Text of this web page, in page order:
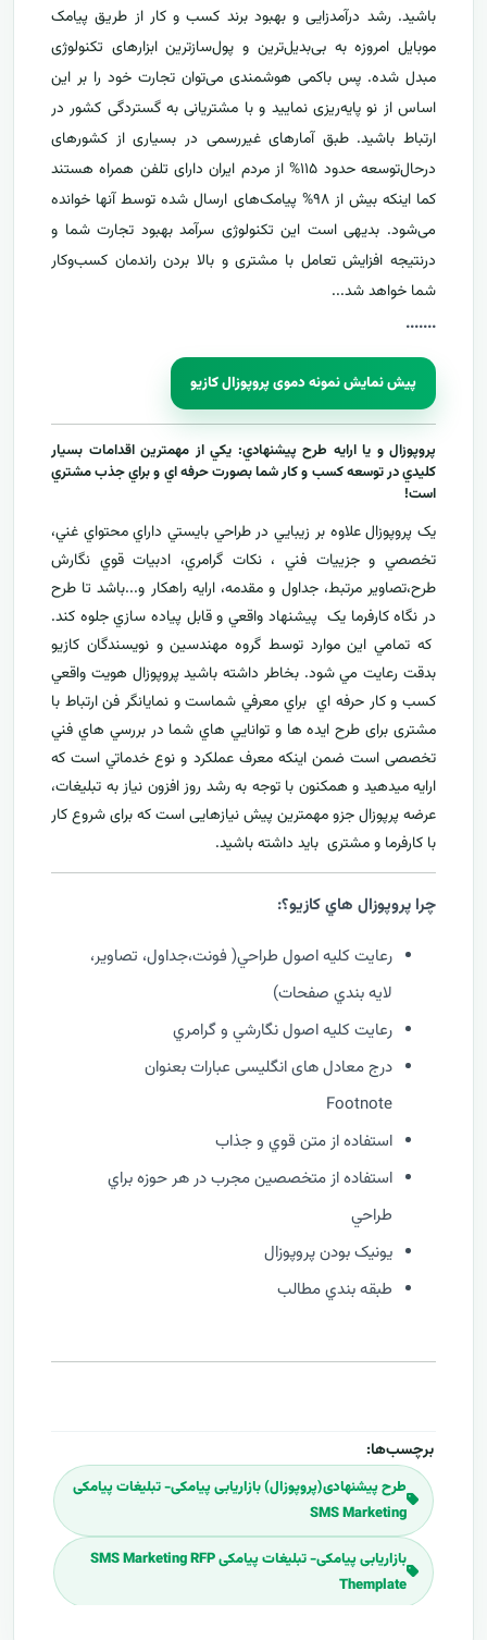
باشید. رشد درآمدزایی و بهبود برند کسب و کار از طریق پیامک
موبایل امروزه ‌به بی‌بدیل‌ترین و پول‌سازترین ابزارهای تکنولوژی
مبدل شده. پس باکمی هوشمندی می‌توان تجارت خود را بر این
اساس از نو پایه‌ریزی نمایید و با مشتریانی به گستردگی کشور در
ارتباط باشید. طبق آمارهای غیررسمی در بسیاری از کشورهای
درحال‌توسعه حدود ۱۱۵% از مردم ایران دارای تلفن همراه هستند
کما اینکه بیش از ۹۸% پیامک‌های ارسال شده توسط آنها خوانده
می‌شود. بدیهی است این تکنولوژی سرآمد بهبود تجارت شما و
درنتیجه افزایش تعامل با مشتری و بالا بردن راندمان کسب‌وکار
شما خواهد شد...
...
....
پیش نمایش نمونه دموی پروپوزال کازیو
پروپوزال و يا ارايه طرح پيشنهادي: يکي از مهمترين اقدامات بسيار
کليدي در توسعه کسب و کار شما بصورت حرفه اي و براي جذب مشتري
است!
يک پروپوزال علاوه بر زيبايي در طراحي بايستي داراي محتواي غني،
تخصصي و جزييات فني ، نکات گرامري، ادبيات قوي نگارش
طرح،تصاوير مرتبط، جداول و مقدمه، ارایه راهکار و...باشد تا طرح
در نگاه کارفرما يک پيشنهاد واقعي و قابل پياده سازي جلوه کند.
که تمامي اين موارد توسط گروه مهندسين و نويسندگان کازيو
بدقت رعايت مي شود. بخاطر داشته باشيد پروپوزال هويت واقعي
کسب و کار حرفه اي براي معرفيشماست و نمایانگر فن ارتباط با
مشتری برای طرح ايده ها و توانايي هاي شما در بررسي هاي فني
تخصصی است ضمن اینکه معرف عملکرد و نوع خدماتي است که
ارايه ميدهید و همکنون با توجه به رشد روز افزون نياز به تبليغات،
عرضه پرپوزال جزو مهمترين پیش نیازهایی است که برای شروع کار
با کارفرما و مشتری بايد داشته باشيد.
چرا پروپوزال هاي کازيو؟:
رعايت کليه اصول طراحي( فونت،جداول، تصاوير،
لايه بندي صفحات)
رعايت کليه اصول نگارشي و گرامري
درج معادل های انگلیسی عبارات بعنوان
Footnote
استفاده از متن قوي و جذاب
استفاده از متخصصين مجرب در هر حوزه براي
طراحي
يونيک بودن پروپوزال
طبقه بندي مطالب
برچسب‌ها:
طرح پیشنهادی(پروپوزال) بازاریابی پیامکی- تبلیغات پیامکی
SMS Marketing
بازاریابی پیامکی- تبلیغات پیامکی SMS Marketing RFP
Themplate